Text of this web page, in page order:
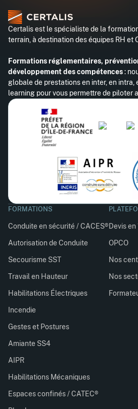
Certalis est le spécialiste de la
terrain, à destination des équipes RH et
Formations réglementaires,
développement des compétences:
globale de prestations en inter, en intra,
learning pour vous permettre de piloter
FORMATIONS
Conduite en sécurité / CACES®
Autorisation de Conduite
Secourisme SST
Travail en Hauteur
Habilitations Électriques
Incendie
Gestes et Postures
Amiante SS4
AIPR
Habilitations Mécaniques
Espaces confinés / CATEC®
Devis en
OPCO
Nos
Nos